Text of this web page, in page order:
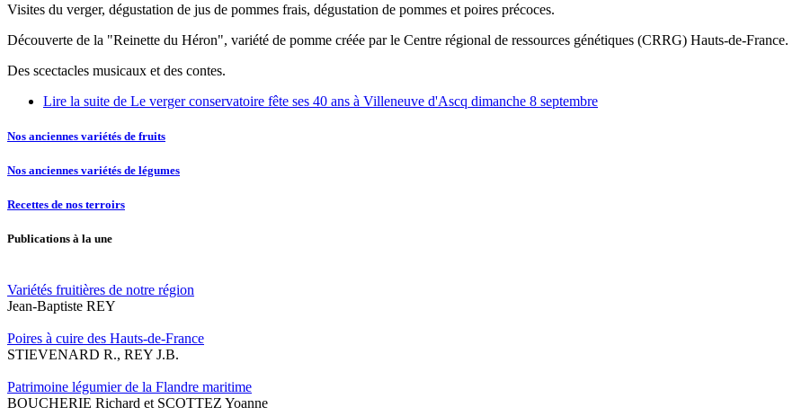
Visites du verger, dégustation de jus de pommes frais, dégustation de pommes et poires précoces.
Découverte de la "Reinette du Héron", variété de pomme créée par le Centre régional de ressources génétiques (CRRG) Hauts-de-France.
Des scectacles musicaux et des contes.
Lire la suite de Le verger conservatoire fête ses 40 ans à Villeneuve d'Ascq dimanche 8 septembre
Nos anciennes variétés de fruits
Nos anciennes variétés de légumes
Recettes de nos terroirs
Publications à la une
Variétés fruitières de notre région
Jean-Baptiste REY
Poires à cuire des Hauts-de-France
STIEVENARD R., REY J.B.
Patrimoine légumier de la Flandre maritime
BOUCHERIE Richard et SCOTTEZ Yoanne